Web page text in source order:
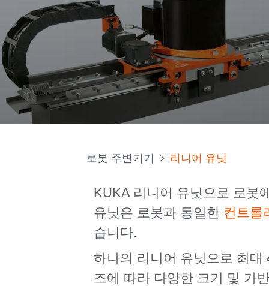
로봇 주변기기 리니어 유닛
KUKA 리니어 유닛으로 로봇
유닛은 로봇과 동일한 컨트롤
습니다.
하나의 리니어 유닛으로 최대
즈에 따라 다양한 크기 및 가